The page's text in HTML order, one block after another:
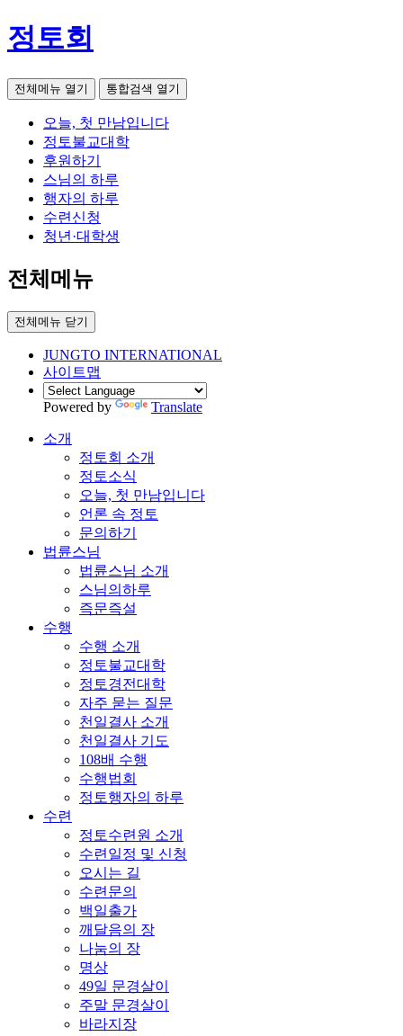
정토회
전체메뉴 열기 통합검색 열기
오늘, 첫 만남입니다
정토불교대학
후원하기
스님의 하루
행자의 하루
수련신청
청년·대학생
전체메뉴
전체메뉴 닫기
JUNGTO INTERNATIONAL
사이트맵
Powered by Translate
소개
정토회 소개
정토소식
오늘, 첫 만남입니다
언론 속 정토
문의하기
법륜스님
법륜스님 소개
스님의하루
즉문즉설
수행
수행 소개
정토불교대학
정토경전대학
자주 묻는 질문
천일결사 소개
천일결사 기도
108배 수행
수행법회
정토행자의 하루
수련
정토수련원 소개
수련일정 및 신청
오시는 길
수련문의
백일출가
깨달음의 장
나눔의 장
명상
49일 문경살이
주말 문경살이
바라지장